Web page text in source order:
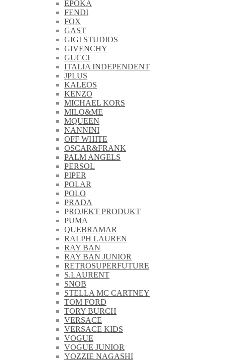
EPOKA
FENDI
FOX
GAST
GIGI STUDIOS
GIVENCHY
GUCCI
ITALIA INDEPENDENT
JPLUS
KALEOS
KENZO
MICHAEL KORS
MILO&ME
MQUEEN
NANNINI
OFF WHITE
OSCAR&FRANK
PALM ANGELS
PERSOL
PIPER
POLAR
POLO
PRADA
PROJEKT PRODUKT
PUMA
QUEBRAMAR
RALPH LAUREN
RAY BAN
RAY BAN JUNIOR
RETROSUPERFUTURE
S.LAURENT
SNOB
STELLA MC CARTNEY
TOM FORD
TORY BURCH
VERSACE
VERSACE KIDS
VOGUE
VOGUE JUNIOR
YOZZIE NAGASHI